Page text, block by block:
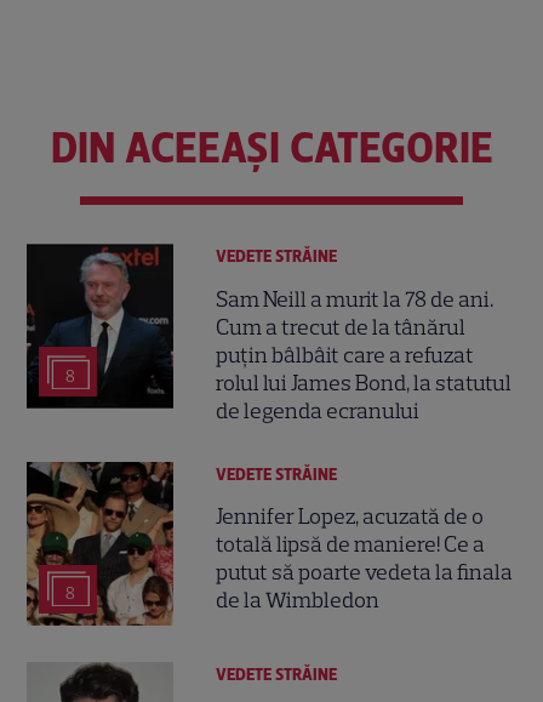
DIN ACEEAȘI CATEGORIE
8
VEDETE STRĂINE
Sam Neill a murit la 78 de ani.
Cum a trecut de la tânărul
puțin bâlbâit care a refuzat
rolul lui James Bond, la statutul
de legenda ecranului
8
VEDETE STRĂINE
Jennifer Lopez, acuzată de o
totală lipsă de maniere! Ce a
putut să poarte vedeta la finala
de la Wimbledon
VEDETE STRĂINE